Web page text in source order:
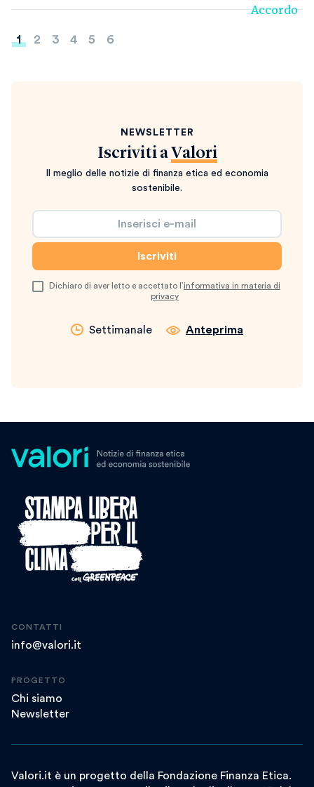
Paginazione
1 2 3 4 5 6
NEWSLETTER
Iscriviti a Valori
Il meglio delle notizie di finanza etica ed economia
sostenibile.
Dichiaro di aver letto e accettato l’informativa in materia di
privacy
Settimanale Anteprima
CONTATTI
info@valori.it
PROGETTO
Chi siamo
Newsletter
Valori.it è un progetto della Fondazione Finanza Etica.